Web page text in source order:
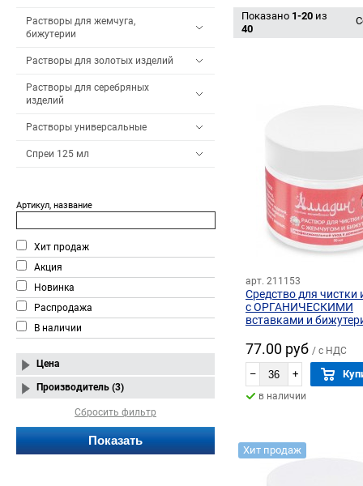
Растворы для жемчуга,
бижутерии
Растворы для золотых изделий
Растворы для серебряных
изделий
Растворы универсальные
Спреи 125 мл
Артикул, название
Хит продаж
Акция
Новинка
Распродажа
В наличии
Цена
Производитель (3)
Сбросить фильтр
Показано 1-20 из
40
арт. 211153
Средство для чистки
с ОРГАНИЧЕСКИМИ
вставками и
77.00 руб / с НДС
– +
в наличии
Хит продаж